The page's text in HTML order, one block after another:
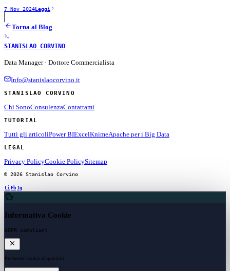
7 Nov 2024Leggi
Torna al Blog
STANISLAO CORVINO
Data Manager · Dottore Commercialista
Info@stanislaocorvino.it
STANISLAO CORVINO
Chi SonoConsulenzaContattami
TUTORIAL
Tutti gli articoliPower BIExcelKnimeApache per i Big Data
LEGAL
Privacy PolicyCookie PolicySitemap
© 2026 Stanislao Corvino
Li Fb Ig
Informativa Cookie
GDPR compliant
Preferenze cookie disponibili